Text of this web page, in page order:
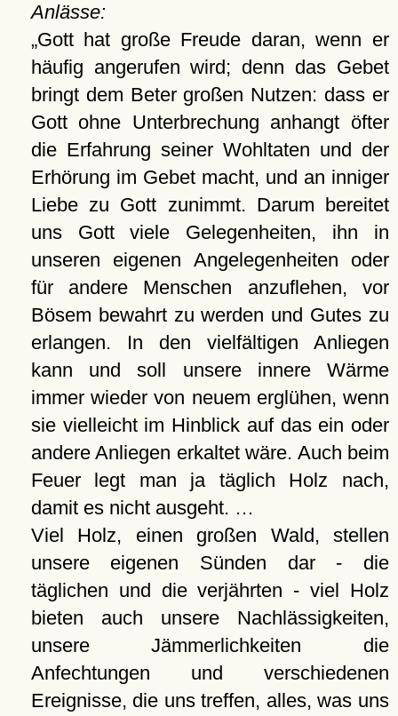
Anlässe:
Gott hat große Freude daran, wenn er
häufig angerufen wird; denn das Gebet
bringt dem Beter großen Nutzen: dass er
Gott ohne Unterbrechung anhangt öfter
die Erfahrung seiner Wohltaten und der
Erhörung im Gebet macht, und an inniger
Liebe zu Gott zunimmt. Darum bereitet
uns Gott viele Gelegenheiten, ihn in
unseren eigenen Angelegenheiten oder
für andere Menschen anzuflehen, vor
Bösem bewahrt zu werden und Gutes zu
erlangen. In den vielfältigen Anliegen
kann und soll unsere innere Wärme
immer wieder von neuem erglühen, wenn
sie vielleicht im Hinblick auf das ein oder
andere Anliegen erkaltet wäre. Auch beim
Feuer legt man ja täglich Holz nach,
damit es nicht ausgeht. …
Viel Holz, einen großen Wald, stellen
unsere eigenen Sünden dar - die
täglichen und die verjährten - viel Holz
bieten auch unsere Nachlässigkeiten,
unsere Jämmerlichkeiten die
Anfechtungen und verschiedenen
Ereignisse, die uns treffen, alles, was uns